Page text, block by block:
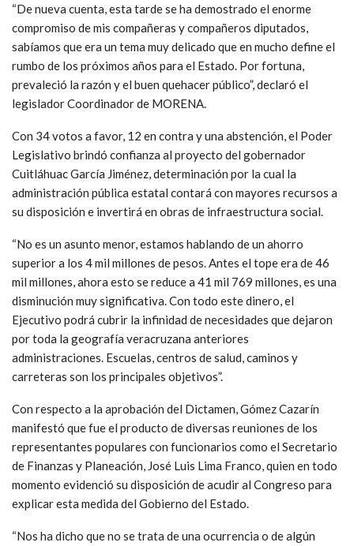
“De nueva cuenta, esta tarde se ha demostrado el enorme
compromiso de mis compañeras y compañeros diputados,
sabíamos que era un tema muy delicado que en mucho define el
rumbo de los próximos años para el Estado. Por fortuna,
prevaleció la razón y el buen quehacer público”, declaró el
legislador Coordinador de MORENA.
Con 34 votos a favor, 12 en contra y una abstención, el Poder
Legislativo brindó confianza al proyecto del gobernador
Cuitláhuac García Jiménez, determinación por la cual la
administración pública estatal contará con mayores recursos a
su disposición e invertirá en obras de infraestructura social.
“No es un asunto menor, estamos hablando de un ahorro
superior a los 4 mil millones de pesos. Antes el tope era de 46
mil millones, ahora esto se reduce a 41 mil 769 millones, es una
disminución muy significativa. Con todo este dinero, el
Ejecutivo podrá cubrir la infinidad de necesidades que dejaron
por toda la geografía veracruzana anteriores
administraciones. Escuelas, centros de salud, caminos y
carreteras son los principales objetivos”.
Con respecto a la aprobación del Dictamen, Gómez Cazarín
manifestó que fue el producto de diversas reuniones de los
representantes populares con funcionarios como el Secretario
de Finanzas y Planeación, José Luis Lima Franco, quien en todo
momento evidenció su disposición de acudir al Congreso para
explicar esta medida del Gobierno del Estado.
“Nos ha dicho que no se trata de una ocurrencia o de algún